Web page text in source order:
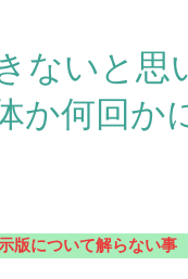
ないと思
か何回か
版について解らない事